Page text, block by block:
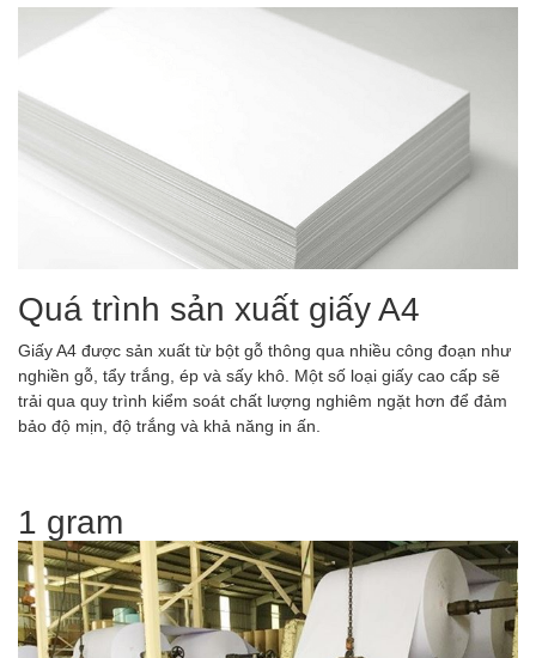
Quá trình sản xuất giấy A4
Giấy A4 được sản xuất từ bột gỗ thông qua nhiều công đoạn như
nghiền gỗ, tẩy trắng, ép và sấy khô. Một số loại giấy cao cấp sẽ
trải qua quy trình kiểm soát chất lượng nghiêm ngặt hơn để đảm
bảo độ mịn, độ trắng và khả năng in ấn.
1 gram